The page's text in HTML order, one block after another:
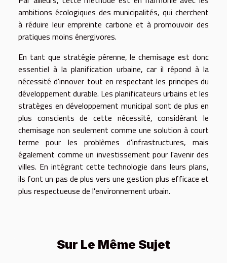
ambitions écologiques des municipalités, qui cherchent
à réduire leur empreinte carbone et à promouvoir des
pratiques moins énergivores.
En tant que stratégie pérenne, le chemisage est donc
essentiel à la planification urbaine, car il répond à la
nécessité d'innover tout en respectant les principes du
développement durable. Les planificateurs urbains et les
stratèges en développement municipal sont de plus en
plus conscients de cette nécessité, considérant le
chemisage non seulement comme une solution à court
terme pour les problèmes d'infrastructures, mais
également comme un investissement pour l'avenir des
villes. En intégrant cette technologie dans leurs plans,
ils font un pas de plus vers une gestion plus efficace et
plus respectueuse de l'environnement urbain.
Sur Le Même Sujet